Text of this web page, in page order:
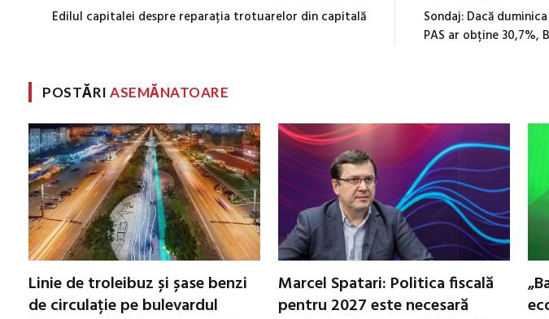
Edilul capitalei despre reparația trotuarelor din capitală
Sondaj: Dacă
PAS ar obține 30,7%,
POSTĂRIASEMĂNATOARE
Linie de troleibuz și șase benzi
de circulație pe bulevardul
Marcel Spatari: Politica fiscală
pentru 2027 este necesară